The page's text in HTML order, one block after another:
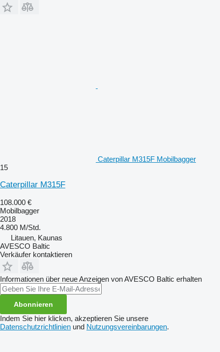
Caterpillar M315F Mobilbagger
15
Caterpillar M315F
108.000 €
Mobilbagger
2018
4.800 M/Std.
Litauen, Kaunas
AVESCO Baltic
Verkäufer kontaktieren
Informationen über neue Anzeigen von AVESCO Baltic erhalten
Abonnieren
Indem Sie hier klicken, akzeptieren Sie unsere
Datenschutzrichtlinien und Nutzungsvereinbarungen.